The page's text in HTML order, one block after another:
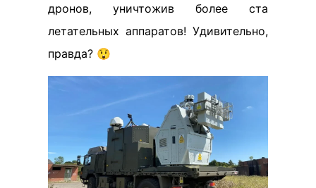
дронов, уничтожив более ста
летательных аппаратов! Удивительно,
правда? 😲